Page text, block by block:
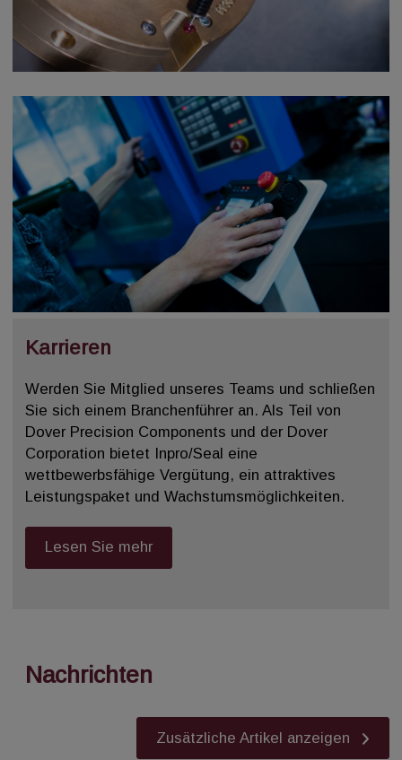
Karrieren
Werden Sie Mitglied unseres Teams und schließen
Sie sich einem Branchenführer an. Als Teil von
Dover Precision Components und der Dover
Corporation bietet Inpro/Seal eine
wettbewerbsfähige Vergütung, ein attraktives
Leistungspaket und Wachstumsmöglichkeiten.
Lesen Sie mehr
Nachrichten
Zusätzliche Artikel anzeigen